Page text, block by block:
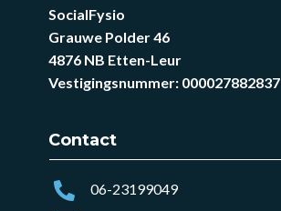
SocialFysio
Grauwe Polder 46
4876 NB Etten-Leur
Vestigingsnummer: 000027882837
Contact
 06-23199049